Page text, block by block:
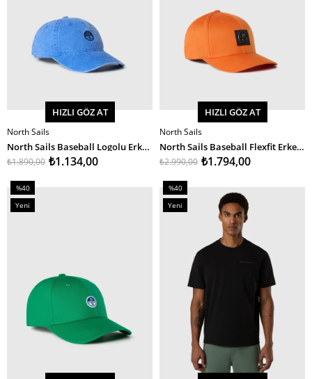
SEPETE EKLE
HIZLI GÖZ AT
North Sails
North Sails Baseball Logolu Erkek Şapka
₺1.134,00
₺1.890,00
SEPETE EKLE
HIZLI GÖZ AT
North Sails
North Sails Baseball Flexfit Erkek Şapka
₺1.794,00
₺2.990,00
%40
İndirim
%40İndirim
Yeni
%40
İndirim
%40İndirim
Yeni